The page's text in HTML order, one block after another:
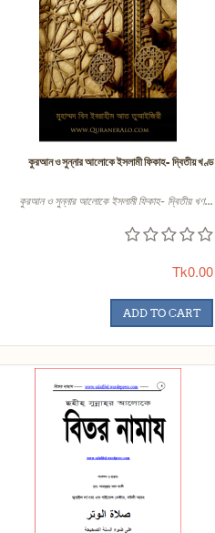
কুরআন ও সুন্নার আলোকে ইসলামী ফিকাহ- দ্বিতীয় খণ্ড
কুরআন ও সুন্নার আলোকে ইসলামী ফিকাহ- দ্বিতীয় খণ...
Tk0.00
ADD TO CART